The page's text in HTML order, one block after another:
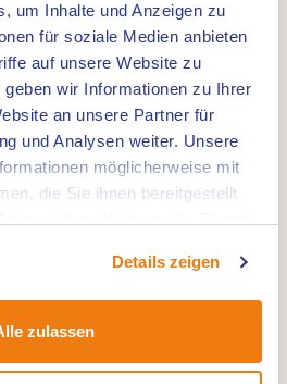
um Inhalte und Anzeigen zu
für soziale Medien anbieten
auf unsere Website zu
wir Informationen zu Ihrer
an unsere Partner für
und Analysen weiter. Unsere
möglicherweise mit
die Sie ihnen bereitgestellt
Details zeigen
zulassen
eine Bekanntschaft mit den
z.B eine Tagestour, direkt
Danach sind Sie
oder Sie gehen vor
nicht überall zu befahren ist,
Faden. Ein Faden der sich
abwechsungsreich.Um den
entstanden sind.Dies